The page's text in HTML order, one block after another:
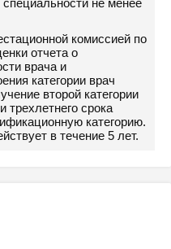
не менее
комиссией по
отчета о
врача и
категории врач
второй категории
трехлетнего срока
категорию.
в течение 5 лет.